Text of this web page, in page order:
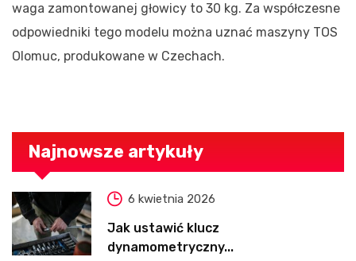
waga zamontowanej głowicy to 30 kg. Za współczesne
odpowiedniki tego modelu można uznać maszyny TOS
Olomuc, produkowane w Czechach.
Najnowsze artykuły
6 kwietnia 2026
Jak ustawić klucz
dynamometryczny...